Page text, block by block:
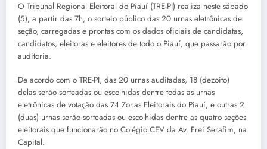
O Tribunal Regional Eleitoral do Piauí (TRE-PI) realiza neste sábado
(5), a partir das 7h, o sorteio público das 20 urnas eletrônicas de
seção, carregadas e prontas com os dados oficiais de candidatas,
candidatos, eleitoras e eleitores de todo o Piauí, que passarão por
auditoria.
De acordo com o TRE-PI, das 20 urnas auditadas, 18 (dezoito)
delas serão sorteadas ou escolhidas dentre todas as urnas
eletrônicas de votação das 74 Zonas Eleitorais do Piauí, e outras 2
(duas) urnas serão sorteadas ou escolhidas dentre as quatro seções
eleitorais que funcionarão no Colégio CEV da Av. Frei Serafim, na
Capital.